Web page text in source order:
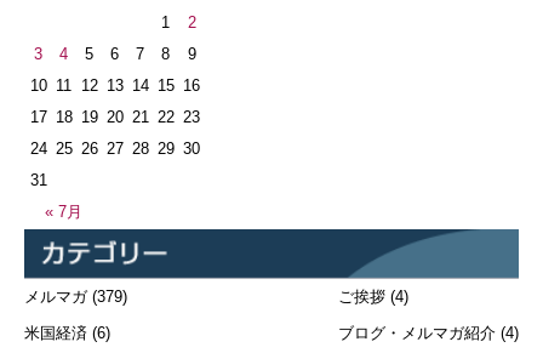
« 7月
1
2
3
4 5 6 7 8
9
10 11 12 13 14 15 16
17 18 19 20 21 22 23
24 25 26 27 28 29 30
31
メルマガ(379)
米国経済 (6)
ご挨拶 (4)
ブログ・メルマガ紹介 (4)